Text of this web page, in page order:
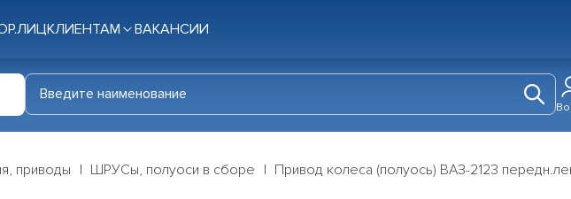
КЛИЕНТАМ ВАКАНСИИ
приводы ШРУСы, полуоси в сборе Привод колеса (полуось) ВАЗ-2123